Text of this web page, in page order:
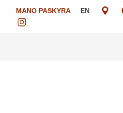
MANO PASKYRA EN